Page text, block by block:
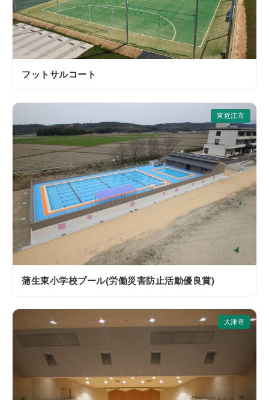
フットサルコート
東近江市
蒲生東小学校プール(労働災害防止活動優良賞)
大津市